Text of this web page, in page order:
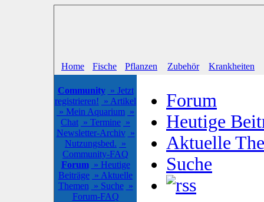
Home Fische Pflanzen Zubehör Krankheiten
Community » Jetzt
registrieren! » Artikel
» Mein Aquarium »
Chat » Termine »
Newsletter-Archiv »
Nutzungsbed. »
Community-FAQ
Forum » Heutige
Beiträge » Aktuelle
Themen » Suche »
Forum-FAQ
Forum
Heutige
Aktuelle
Suche